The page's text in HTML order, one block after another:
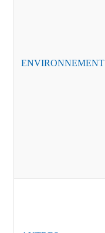
ENVIRONNEMENT